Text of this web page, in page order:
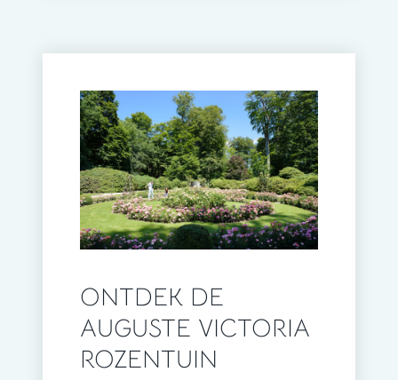
ONTDEK DE
AUGUSTE VICTORIA
ROZENTUIN